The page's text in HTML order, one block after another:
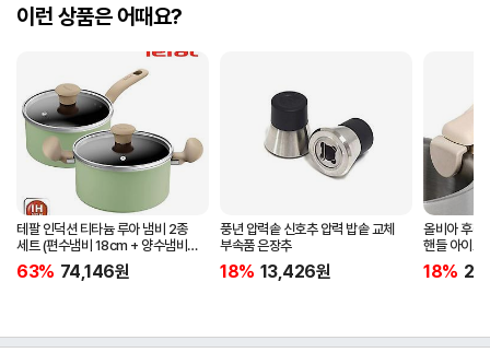
이런 상품은 어때요?
테팔 인덕션 티타늄 루아 냄비 2종
세트 (편수냄비 18cm + 양수냄비
20cm)
63% 74,146원
풍년 압력솥 신호추 압력 밥솥 교체
부속품 은장추
18% 13,426원
올비아 후라
핸들 아이보
18%